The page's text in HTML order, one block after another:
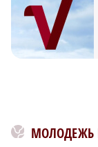
МОЛОДЕЖЬ